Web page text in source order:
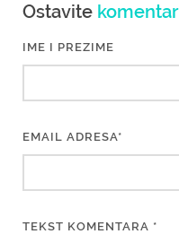
Ostavite komentar
IME I PREZIME
EMAIL ADRESA*
TEKST KOMENTARA *